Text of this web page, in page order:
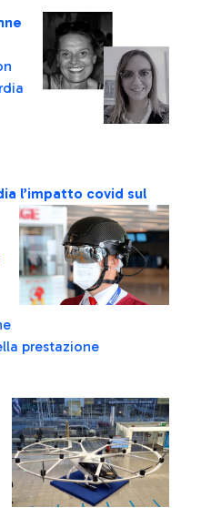
l’impatto covid sul
prestazione